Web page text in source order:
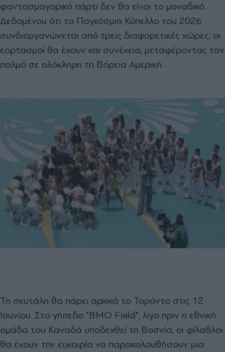
φαντασμαγορικό πάρτι δεν θα είναι το μοναδικό.
Δεδομένου ότι το Παγκόσμιο Κύπελλο του 2026
συνδιοργανώνεται από τρεις διαφορετικές χώρες, οι
εορτασμοί θα έχουν και συνέχεια, μεταφέροντας τον
παλμό σε ολόκληρη τη Βόρεια Αμερική.
Τη σκυτάλη θα πάρει αρχικά το Τορόντο στις 12
Ιουνίου. Στο γήπεδο "BMO Field", λίγο πριν η εθνική
ομάδα του Καναδά υποδεχθεί τη Βοσνία, οι φίλαθλοι
θα έχουν την ευκαιρία να παρακολουθήσουν μια